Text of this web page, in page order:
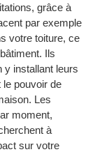
grâce à
par exemple
votre toiture, ce
Ils
y installant leurs
le pouvoir de
Les
moment,
à
sur votre